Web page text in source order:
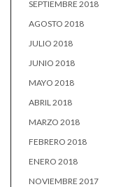
SEPTIEMBRE 2018
AGOSTO 2018
JULIO 2018
JUNIO 2018
MAYO 2018
ABRIL 2018
MARZO 2018
FEBRERO 2018
ENERO 2018
NOVIEMBRE 2017